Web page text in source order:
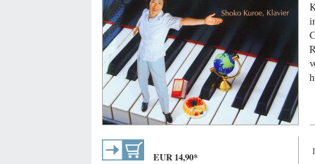
EUR 14,90*
1